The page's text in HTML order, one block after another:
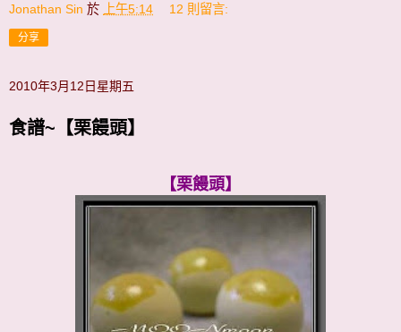
Jonathan Sin 於 上午5:14 12 則留言:
分享
2010年3月12日星期五
食譜~【栗饅頭】
【栗饅頭】